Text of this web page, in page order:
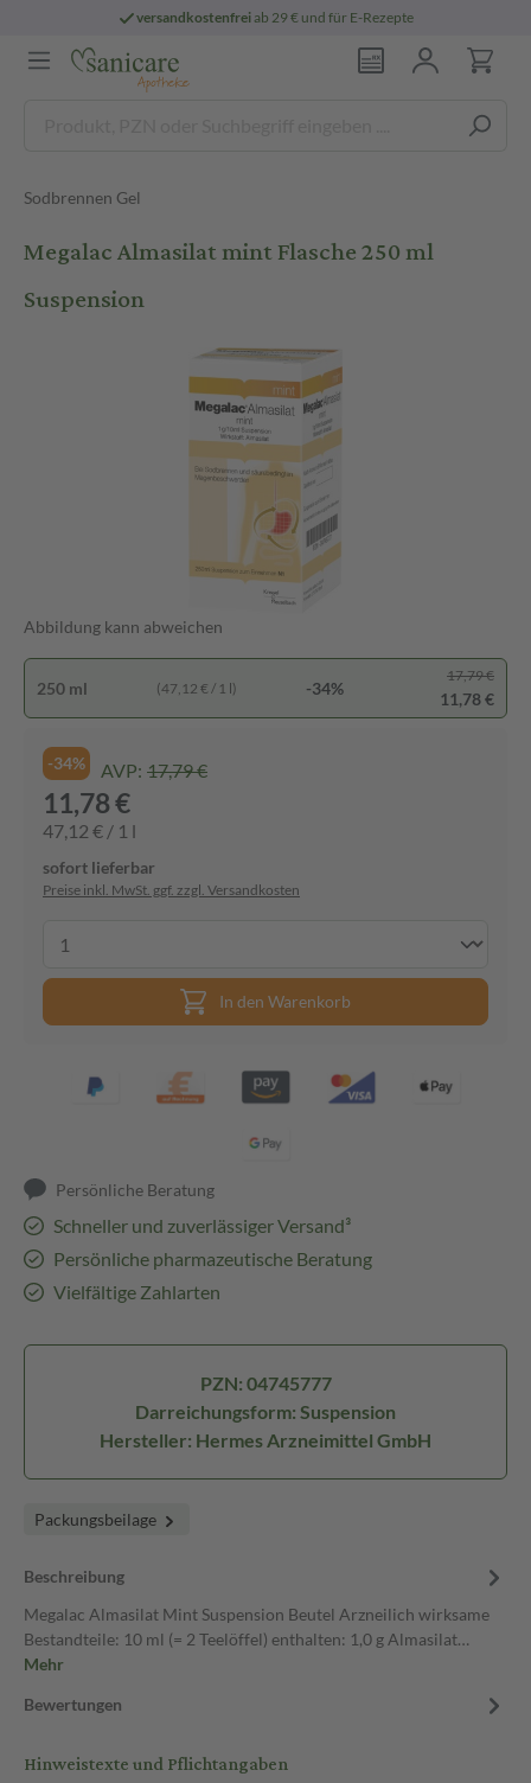
versandkostenfreiab 29 € und für E-Rezepte
Sodbrennen Gel
Megalac Almasilat mint Flasche 250 ml
Suspension
Abbildung kann abweichen
250 ml (47,12 € / 1 l) -34%
17,79 €
11,78 €
-34% AVP: 17,79 €
11,78 €
47,12 € / 1 l
sofort lieferbar
Preise inkl. MwSt. ggf. zzgl. Versandkosten
In den Warenkorb
Persönliche Beratung
Schneller und zuverlässiger Versand³
Persönliche pharmazeutische Beratung
Vielfältige Zahlarten
PZN: 04745777
Darreichungsform: Suspension
Hersteller: Hermes Arzneimittel GmbH
Packungsbeilage
Beschreibung
Megalac Almasilat Mint Suspension Beutel Arzneilich wirksame
Bestandteile: 10 ml (= 2 Teelöffel) enthalten: 1,0 g Almasilat…
Mehr
Bewertungen
Hinweistexte und Pflichtangaben